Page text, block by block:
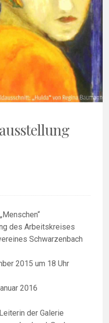
des Arbeitskreises
Schwarzenbach
2015 um 18 Uhr
2016
der Galerie